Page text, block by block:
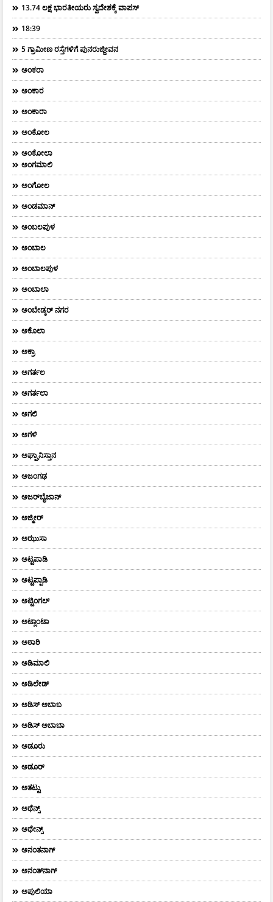
13.74 ಲಕ್ಷ ಭಾರತೀಯರು ಸ್ವದೇಶಕ್ಕೆ ವಾಪಸ್
18:39
5 ಗ್ರಾಮೀಣ ರಸ್ತೆಗಳಿಗೆ ಪುನರುಜ್ಜೀವನ
ಅಂಕರಾ
ಅಂಕಾರ
ಅಂಕಾರಾ
ಅಂಕೋಲ
ಅಂಕೋಲಾ
ಅಂಗಮಾಲಿ
ಅಂಗೋಲ
ಅಂಡಮಾನ್
ಅಂಬಲಪುಳ
ಅಂಬಾಲ
ಅಂಬಾಲಪುಳ
ಅಂಬಾಲಾ
ಅಂಬೇಡ್ಕರ್‌ ನಗರ
ಅಕೊಲಾ
ಅಕ್ರಾ
ಅಗರ್ತಲ
ಅಗರ್ತಲಾ
ಅಗಲಿ
ಅಗಳಿ
ಅಘ್ಘಾನಿಸ್ತಾನ
ಅಜಂಗಢ
ಅಜರ್‌ಬೈಜಾನ್
ಅಜ್ಮೀರ್
ಅಝುಸಾ
ಅಟ್ಟಪಾಡಿ
ಅಟ್ಟಪ್ಪಾಡಿ
ಅಟ್ಟಿಂಗಲ್
ಅಟ್ಲಾಂಟಾ
ಅಠಾರಿ
ಅಡಿಮಾಲಿ
ಅಡಿಲೇಡ್
ಅಡಿಸ್ ಅಬಾಬ
ಅಡಿಸ್ ಅಬಾಬಾ
ಅಡೂರು
ಅಡೂರ್
ಅತಟ್ಟು
ಅಥೆನ್ಸ್
ಅಥೇನ್ಸ್‌
ಅನಂತನಾಗ್
ಅನಂತ್‌ನಾಗ್‌
ಅಪುಲಿಯಾ